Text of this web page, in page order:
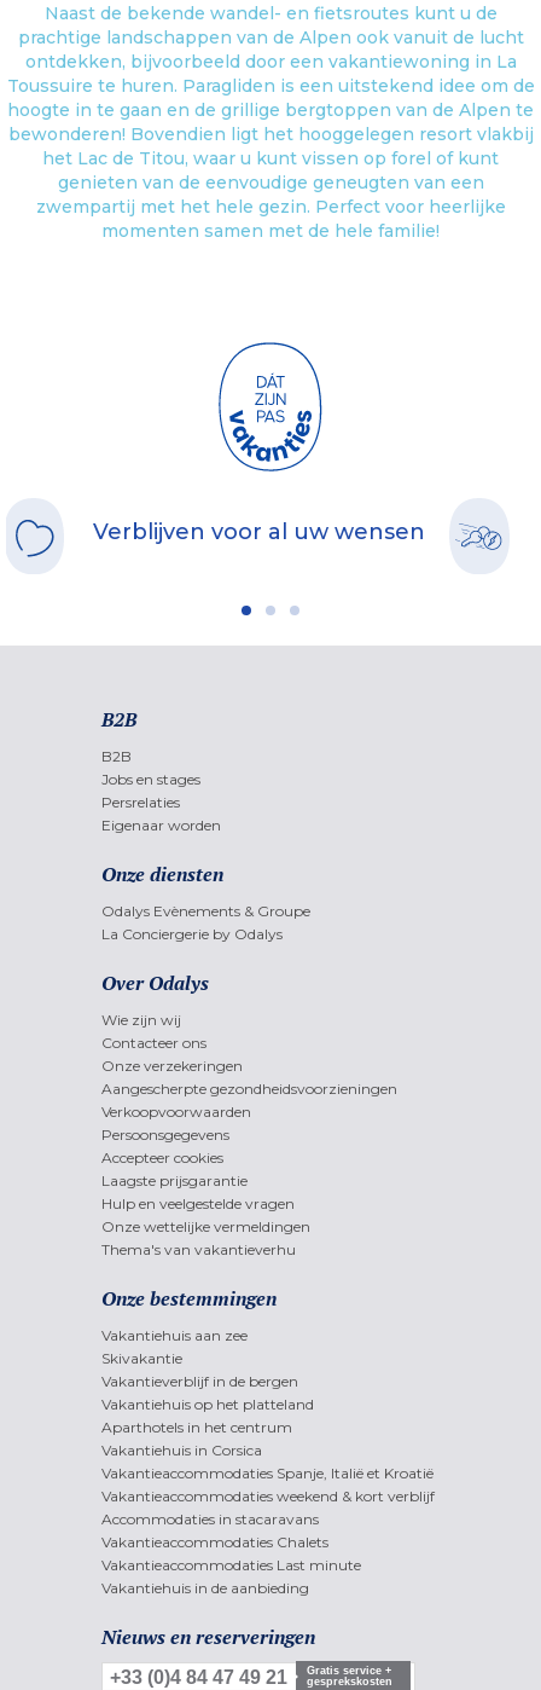
Naast de bekende wandel- en fietsroutes kunt u de
prachtige landschappen van de Alpen ook vanuit de lucht
ontdekken, bijvoorbeeld door een vakantiewoning in La
Toussuire te huren. Paragliden is een uitstekend idee om de
hoogte in te gaan en de grillige bergtoppen van de Alpen te
bewonderen! Bovendien ligt het hooggelegen resort vlakbij
het Lac de Titou, waar u kunt vissen op forel of kunt
genieten van de eenvoudige geneugten van een
zwempartij met het hele gezin. Perfect voor heerlijke
momenten samen met de hele familie!
Verblijven voor al uw wensen
B2B
B2B
Jobs en stages
Persrelaties
Eigenaar worden
Onze diensten
Odalys Evènements & Groupe
La Conciergerie by Odalys
Over Odalys
Wie zijn wij
Contacteer ons
Onze verzekeringen
Aangescherpte gezondheidsvoorzieningen
Verkoopvoorwaarden
Persoonsgegevens
Accepteer cookies
Laagste prijsgarantie
Hulp en veelgestelde vragen
Onze wettelijke vermeldingen
Thema's van vakantieverhu
Onze bestemmingen
Vakantiehuis aan zee
Skivakantie
Vakantieverblijf in de bergen
Vakantiehuis op het platteland
Aparthotels in het centrum
Vakantiehuis in Corsica
Vakantieaccommodaties Spanje, Italië et Kroatië
Vakantieaccommodaties weekend & kort verblijf
Accommodaties in stacaravans
Vakantieaccommodaties Chalets
Vakantieaccommodaties Last minute
Vakantiehuis in de aanbieding
Nieuws en reserveringen
+33 (0)4 84 47 49 21
Gratis service +
gesprekskosten